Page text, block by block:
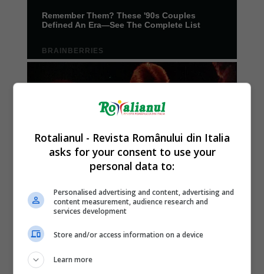
Rotalianul - Revista Românului din Italia
asks for your consent to use your
personal data to:
Personalised advertising and content, advertising and
content measurement, audience research and
services development
Store and/or access information on a device
Learn more